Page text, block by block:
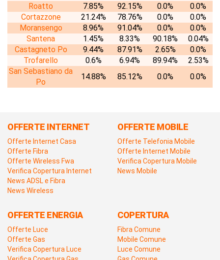
Roatto
7.85% 92.15% 0.0%
0.0%
Cortazzone
21.24% 78.76% 0.0%
0.0%
Moransengo
8.96% 91.04% 0.0%
0.0%
Santena
1.45% 8.33% 90.18%
0.04%
Castagneto Po
9.44% 87.91% 2.65%
0.0%
Trofarello
0.6% 6.94% 89.94%
2.53%
San Sebastiano da
Po
14.88% 85.12% 0.0% 0.0%
OFFERTE INTERNET
Offerte Internet Casa
Offerte Fibra
Offerte Wireless Fwa
Verifica Copertura Internet
News ADSL e Fibra
News Wireless
OFFERTE MOBILE
Offerte Telefonia Mobile
Offerte Internet Mobile
Verifica Copertura Mobile
News Mobile
OFFERTE ENERGIA
Offerte Luce
Offerte Gas
Verifica Copertura Luce
COPERTURA
Fibra Comune
Mobile Comune
Luce Comune